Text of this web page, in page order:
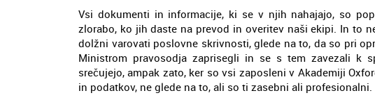
Vsi dokumenti in informacije, ki se v njih nahajajo, so
zlorabo, ko jih daste na prevod in overitev naši ekipi. In to
dolžni varovati poslovne skrivnosti, glede na to, da so pri
Ministrom pravosodja zaprisegli in se s tem zavezali k
srečujejo, ampak zato, ker so vsi zaposleni v Akademiji
in podatkov, ne glede na to, ali so ti zasebni ali profesionalni.